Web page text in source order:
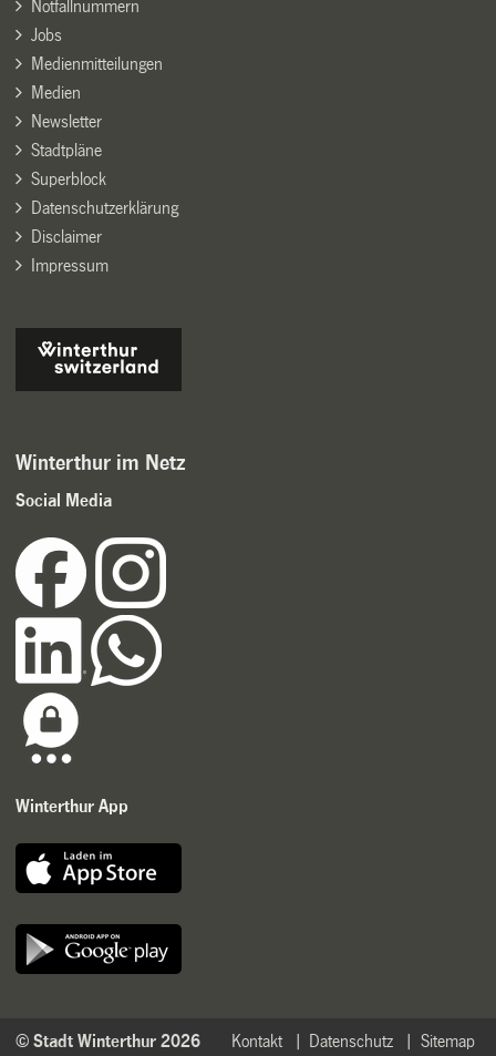
Notfallnummern
Jobs
Medienmitteilungen
Medien
Newsletter
Stadtpläne
Superblock
Datenschutzerklärung
Disclaimer
Impressum
Winterthur im Netz
Social Media
Winterthur App
Sitemap
Datenschutz
Kontakt
© Stadt Winterthur 2026